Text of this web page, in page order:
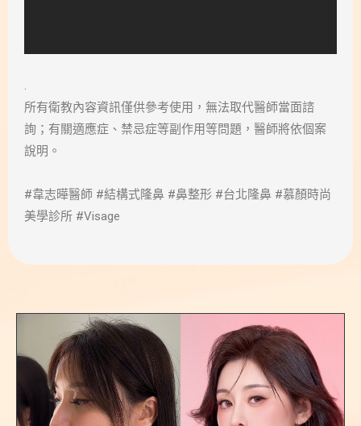
.
所有衛教內容資訊僅供參考使用，無法取代醫師當面諮
詢；有關適應症、禁忌症等副作用等問題，醫師將依個案
說明。
#韋志曄醫師 #結構式隆鼻 #鼻整形 #台北隆鼻 #慕顏時尚
美學診所 #Visage